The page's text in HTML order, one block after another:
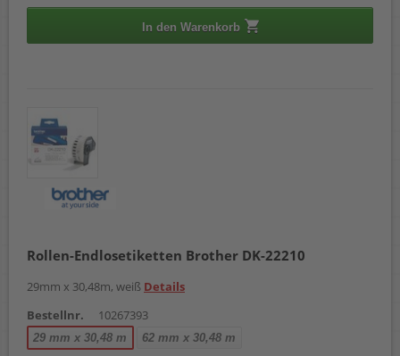
In den Warenkorb
Rollen-Endlosetiketten Brother DK-22210
29mm x 30,48m, weiß Details
Bestellnr.
10267393
29 mm x 30,48 m 62 mm x 30,48 m